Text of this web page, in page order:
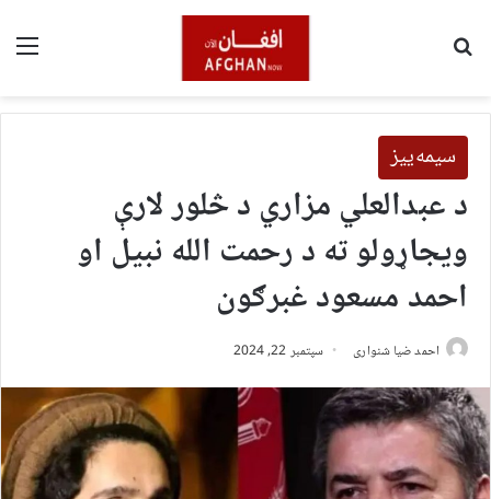
سیمه‌ییز
د عبدالعلي مزاري د څلور لارې
ویجاړولو ته د رحمت الله نبیل او
احمد مسعود غبرګون
احمد ضیا شنواری سپتمبر 22, 2024